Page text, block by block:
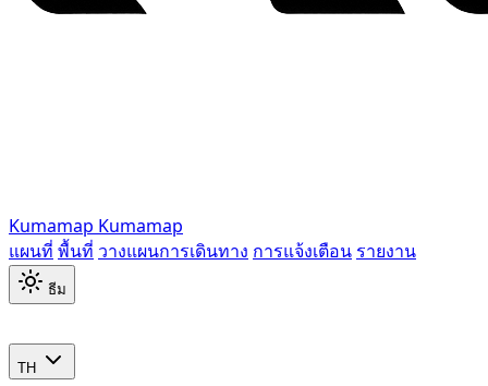
Kumamap Kumamap
แผนที่ พื้นที่ วางแผนการเดินทาง การแจ้งเตือน รายงาน
ธีม
TH